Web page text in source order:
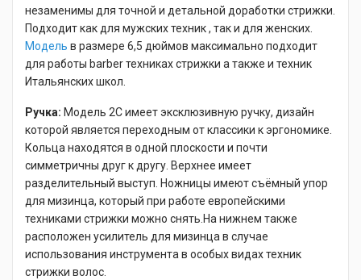
незаменимы для точной и детальной доработки стрижки.
Подходит как для мужских техник , так и для женских.
Модель в размере 6,5 дюймов максимально подходит
для работы barber техниках стрижки а также и техник
Итальянских школ.
Ручка: Модель 2С имеет эксклюзивную ручку, дизайн
которой является переходным от классики к эргономике.
Кольца находятся в одной плоскости и почти
симметричны друг к другу. Верхнее имеет
разделительный выступ. Ножницы имеют съёмный упор
для мизинца, который при работе европейскими
техниками стрижки можно снять.На нижнем также
расположен усилитель для мизинца в случае
использования инструмента в особых видах техник
стрижки волос.